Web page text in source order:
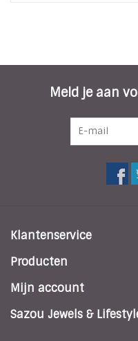
Meld je aan
Klantenservice
Producten
Mijn account
Sazou Jewels &